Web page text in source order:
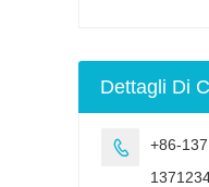
Dettagli Di

+86-